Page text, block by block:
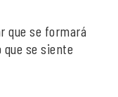
que se formará
que se siente